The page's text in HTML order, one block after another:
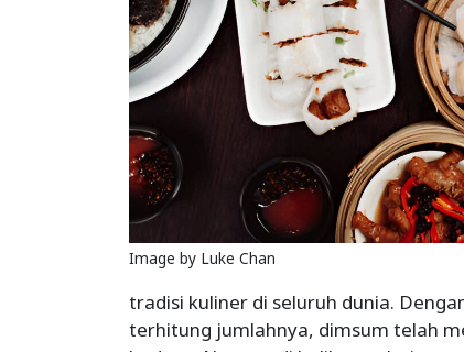
Image by Luke Chan
tradisi kuliner di seluruh dunia.
terhitung jumlahnya, dimsum telah